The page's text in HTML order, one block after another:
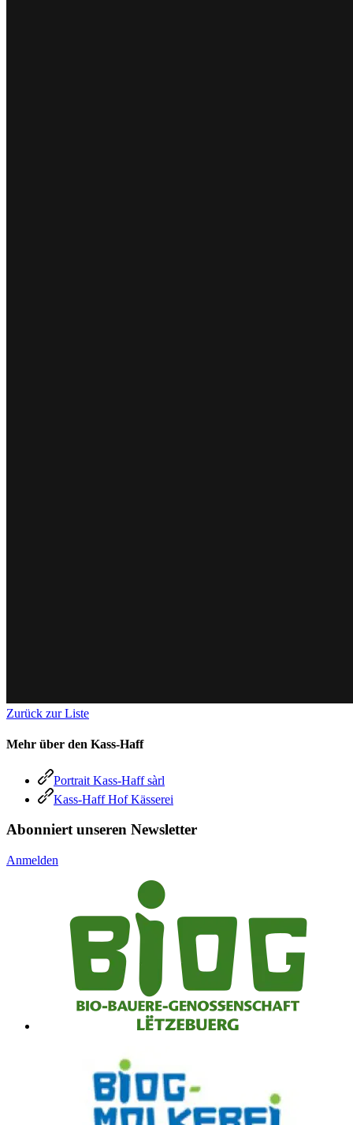
Zurück zur Liste
Mehr über den Kass-Haff
Portrait Kass-Haff sàrl
Kass-Haff Hof Kässerei
Abonniert unseren Newsletter
Anmelden